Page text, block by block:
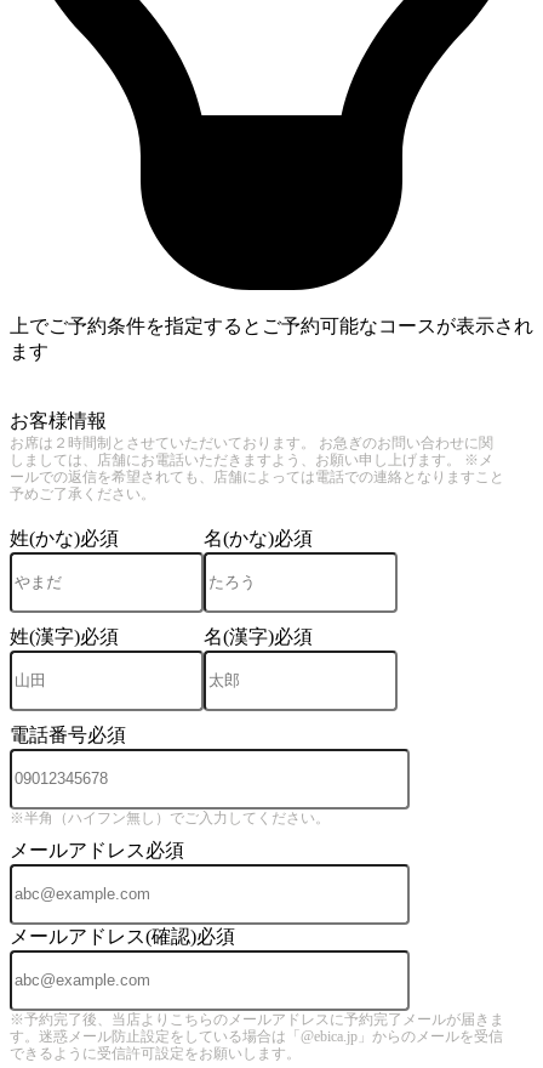
上でご予約条件を指定するとご予約可能なコースが表示され
ます
お客様情報
お席は２時間制とさせていただいております。 お急ぎのお問い合わせに関
しましては、店舗にお電話いただきますよう、お願い申し上げます。 ※メ
ールでの返信を希望されても、店舗によっては電話での連絡となりますこと
予めご了承ください。
姓(かな)必須 名(かな)必須
姓(漢字)必須 名(漢字)必須
電話番号必須
※半角（ハイフン無し）でご入力してください。
メールアドレス必須
メールアドレス(確認)必須
※予約完了後、当店よりこちらのメールアドレスに予約完了メールが届きま
す。迷惑メール防止設定をしている場合は「@ebica.jp」からのメールを受信
できるように受信許可設定をお願いします。